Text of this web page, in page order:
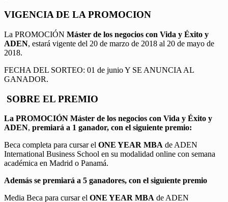
VIGENCIA DE LA PROMOCION
La PROMOCIÓN Máster de los negocios con Vida y Éxito y
ADEN, estará vigente del 20 de marzo de 2018 al 20 de mayo de
2018.
FECHA DEL SORTEO: 01 de junio Y SE ANUNCIA AL
GANADOR.
SOBRE EL PREMIO
La PROMOCIÓN Máster de los negocios con Vida y Éxito y
ADEN, premiará a 1 ganador, con el siguiente premio:
Beca completa para cursar el ONE YEAR MBA de ADEN
International Business School en su modalidad online con semana
académica en Madrid o Panamá.
Además se premiará a 5 ganadores, con el siguiente premio
Media Beca para cursar el ONE YEAR MBA de ADEN